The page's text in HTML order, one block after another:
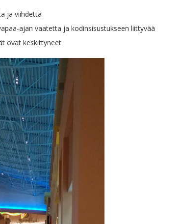
ja viihdettä
ajan vaatetta ja kodinsisustukseen liittyvää
ovat keskittyneet